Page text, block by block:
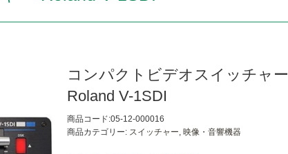
コンパクトビデオスイッチャー
Roland V-1SDI
商品コード:05-12-000016
商品カテゴリー: スイッチャー, 映像・音響機器